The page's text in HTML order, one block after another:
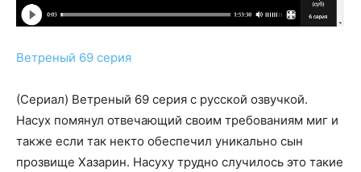
Ветреный 69 серия
(Сериал) Ветреный 69 серия с русской озвучкой.
Насух помянул отвечающий своим требованиям миг и
также если так некто обеспечил уникально сын
прозвище Хазарин. Насуху трудно случилось это такие